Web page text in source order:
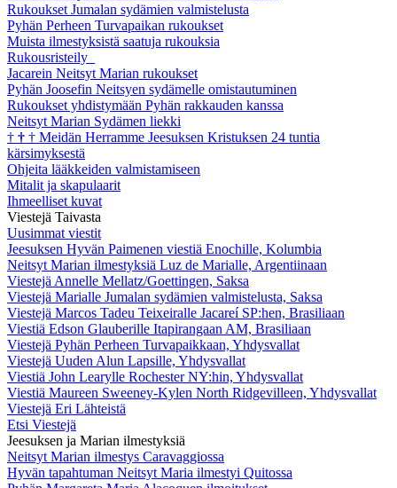
Rukoukset Jumalan sydämien valmistelusta
Pyhän Perheen Turvapaikan rukoukset
Muista ilmestyksistä saatuja rukouksia
Rukousristeily
Jacarein Neitsyt Marian rukoukset
Pyhän Joosefin Neitsyen sydämelle omistautuminen
Rukoukset yhdistymään Pyhän rakkauden kanssa
Neitsyt Marian Sydämen liekki
† † † Meidän Herramme Jeesuksen Kristuksen 24 tuntia
kärsimyksestä
Ohjeita lääkkeiden valmistamiseen
Mitalit ja skapulaarit
Ihmeelliset kuvat
Viestejä Taivasta
Uusimmat viestit
Jeesuksen Hyvän Paimenen viestiä Enochille, Kolumbia
Neitsyt Marian ilmestyksiä Luz de Marialle, Argentiinaan
Viestejä Annelle Mellatz/Goettingen, Saksa
Viestejä Marialle Jumalan sydämien valmistelusta, Saksa
Viestejä Marcos Tadeu Teixeiralle Jacareí SP:hen, Brasiliaan
Viestiä Edson Glauberille Itapirangaan AM, Brasiliaan
Viestejä Pyhän Perheen Turvapaikkaan, Yhdysvallat
Viestejä Uuden Alun Lapsille, Yhdysvallat
Viestiä John Learylle Rochester NY:hin, Yhdysvallat
Viestiä Maureen Sweeney-Kylen North Ridgevilleen, Yhdysvallat
Viestejä Eri Lähteistä
Etsi Viestejä
Jeesuksen ja Marian ilmestyksiä
Neitsyt Marian ilmestys Caravaggiossa
Hyvän tapahtuman Neitsyt Maria ilmestyi Quitossa